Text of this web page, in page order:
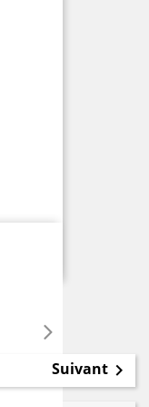
Suivant 